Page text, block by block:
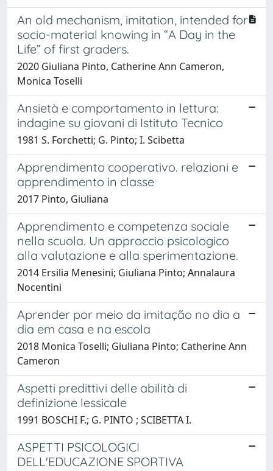
An old mechanism, imitation, intended for
socio-material knowing in “A Day in the
Life” of first graders.
2020 Giuliana Pinto, Catherine Ann Cameron,
Monica Toselli
Ansietà e comportamento in lettura:
indagine su giovani di Istituto Tecnico
1981 S. Forchetti; G. Pinto; I. Scibetta
Apprendimento cooperativo. relazioni e
apprendimento in classe
2017 Pinto, Giuliana
Apprendimento e competenza sociale
nella scuola. Un approccio psicologico
alla valutazione e alla sperimentazione.
2014 Ersilia Menesini; Giuliana Pinto; Annalaura
Nocentini
Aprender por meio da imitação no dia a
dia em casa e na escola
2018 Monica Toselli; Giuliana Pinto; Catherine Ann
Cameron
Aspetti predittivi delle abilità di
definizione lessicale
1991 BOSCHI F.; G. PINTO ; SCIBETTA I.
ASPETTI PSICOLOGICI
DELL'EDUCAZIONE SPORTIVA